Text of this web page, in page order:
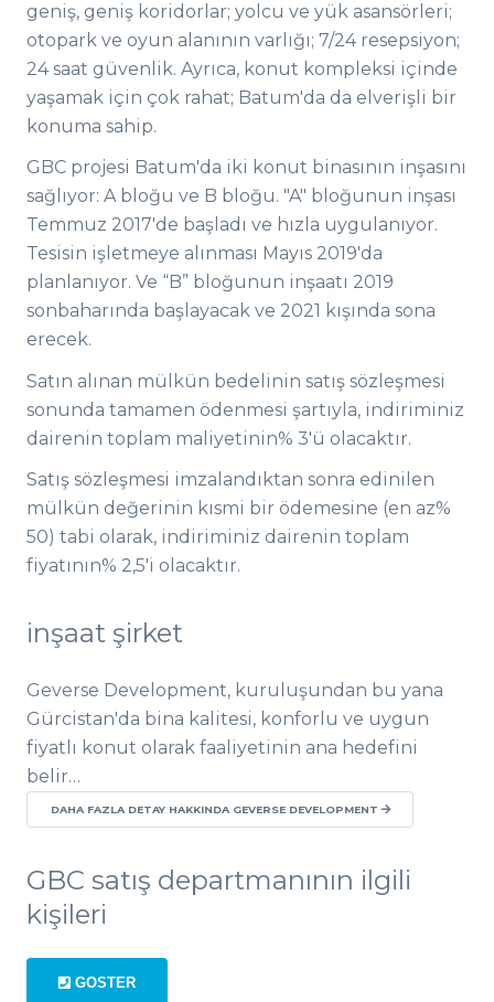
geniş, geniş koridorlar; yolcu ve yük asansörleri;
otopark ve oyun alanının varlığı; 7/24 resepsiyon;
24 saat güvenlik. Ayrıca, konut kompleksi içinde
yaşamak için çok rahat; Batum'da da elverişli bir
konuma sahip.
GBC projesi Batum'da iki konut binasının inşasını
sağlıyor: A bloğu ve B bloğu. "A" bloğunun inşası
Temmuz 2017'de başladı ve hızla uygulanıyor.
Tesisin işletmeye alınması Mayıs 2019'da
planlanıyor. Ve “B” bloğunun inşaatı 2019
sonbaharında başlayacak ve 2021 kışında sona
erecek.
Satın alınan mülkün bedelinin satış sözleşmesi
sonunda tamamen ödenmesi şartıyla, indiriminiz
dairenin toplam maliyetinin% 3'ü olacaktır.
Satış sözleşmesi imzalandıktan sonra edinilen
mülkün değerinin kısmi bir ödemesine (en az%
50) tabi olarak, indiriminiz dairenin toplam
fiyatının% 2,5'i olacaktır.
inşaat şirket
Geverse Development, kuruluşundan bu yana
Gürcistan'da bina kalitesi, konforlu ve uygun
fiyatlı konut olarak faaliyetinin ana hedefini
belir…
DAHA FAZLA DETAY HAKKINDA GEVERSE DEVELOPMENT
GBC satış departmanının ilgili
kişileri
GOSTER